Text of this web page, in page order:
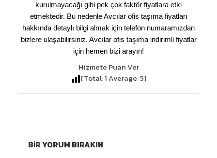
kurulmayacağı gibi pek çok faktör fiyatlara etki
etmektedir. Bu nedenle Avcılar ofis taşıma fiyatları
hakkında detaylı bilgi almak için telefon numaramızdan
bizlere ulaşabilirsiniz. Avcılar ofis taşıma indirimli fiyatlar
için hemen bizi arayın!
Hizmete Puan Ver
[Total:1Average:5]
BIR YORUM BIRAKIN